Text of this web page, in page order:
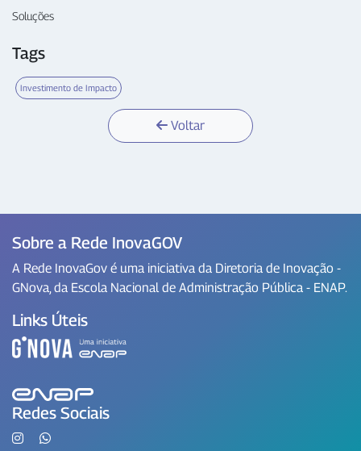
Soluções
Tags
Investimento de Impacto
Voltar
Sobre a Rede InovaGOV
A Rede InovaGov é uma iniciativa da Diretoria de Inovação -
GNova, da Escola Nacional de Administração Pública - ENAP.
Links Úteis
Redes Sociais